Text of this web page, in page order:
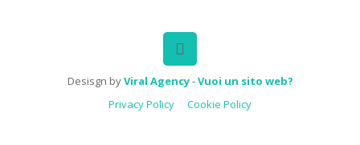
Desisgn byViral Agency-Vuoi un sito web?
Privacy Policy
Cookie Policy